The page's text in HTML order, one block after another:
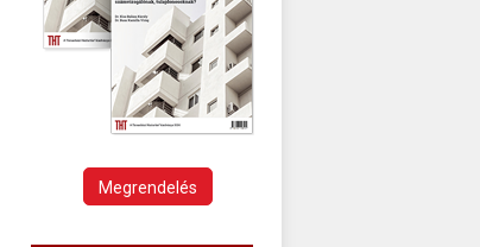
Megrendelés